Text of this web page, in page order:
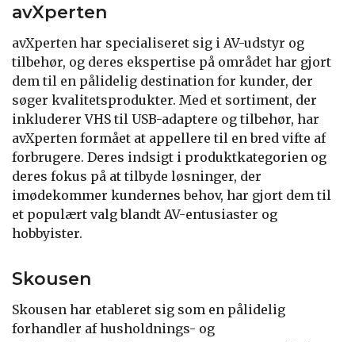
avXperten
avXperten har specialiseret sig i AV-udstyr og
tilbehør, og deres ekspertise på området har gjort
dem til en pålidelig destination for kunder, der
søger kvalitetsprodukter. Med et sortiment, der
inkluderer VHS til USB-adaptere og tilbehør, har
avXperten formået at appellere til en bred vifte af
forbrugere. Deres indsigt i produktkategorien og
deres fokus på at tilbyde løsninger, der
imødekommer kundernes behov, har gjort dem til
et populært valg blandt AV-entusiaster og
hobbyister.
Skousen
Skousen har etableret sig som en pålidelig
forhandler af husholdnings- og